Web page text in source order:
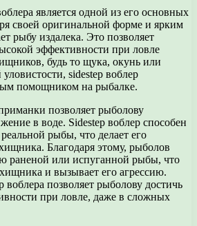
является одной из его основных
своей оригинальной форме и ярким
рыбу издалека. Это позволяет
эффективности при ловле
будь то щука, окунь или
sidestep воблер
помощником на рыбалке.
позволяет рыболову
в воде. Sidestep воблер способен
рыбы, что делает его
Благодаря этому, рыболов
раненой или испуганной рыбы, что
и вызывает его агрессию.
воблера позволяет рыболову достичь
при ловле, даже в сложных